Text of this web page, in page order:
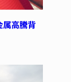
高騰背